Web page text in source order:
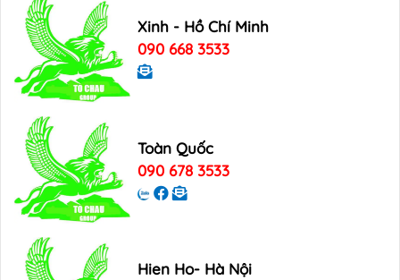
Xinh - Hồ Chí Minh
090 668 3533
Toàn Quốc
090 678 3533
Hien Ho- Hà Nội